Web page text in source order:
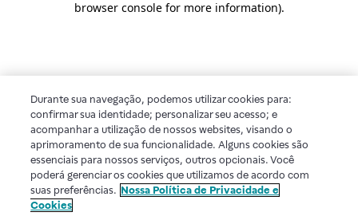
browser console for more information).
Durante sua navegação, podemos utilizar cookies para:
confirmar sua identidade; personalizar seu acesso; e
acompanhar a utilização de nossos websites, visando o
aprimoramento de sua funcionalidade. Alguns cookies são
essenciais para nossos serviços, outros opcionais. Você
poderá gerenciar os cookies que utilizamos de acordo com
suas preferências. Nossa Política de Privacidade e
Cookies